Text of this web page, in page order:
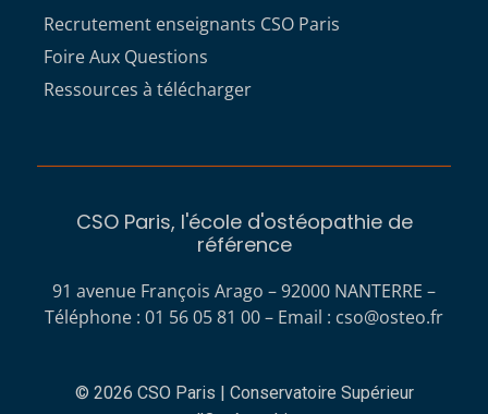
Recrutement enseignants CSO Paris
Foire Aux Questions
Ressources à télécharger
CSO Paris, l'école d'ostéopathie de
référence
91 avenue François Arago – 92000 NANTERRE –
Téléphone : 01 56 05 81 00 – Email : cso@osteo.fr
© 2026 CSO Paris | Conservatoire Supérieur